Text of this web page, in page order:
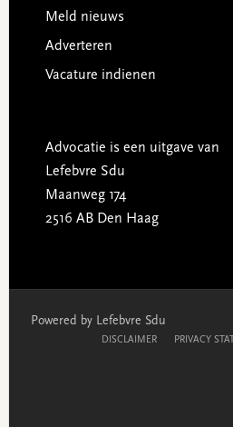
Meld nieuws
Adverteren
Vacature indienen
Advocatie is een uitgave van
Lefebvre Sdu
Maanweg 174
2516 AB Den Haag
Powered by Lefebvre Sdu
DISCLAIMER PRIVACY